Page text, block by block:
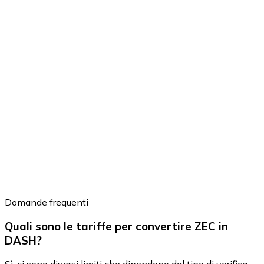
Domande frequenti
Quali sono le tariffe per convertire ZEC in
DASH?